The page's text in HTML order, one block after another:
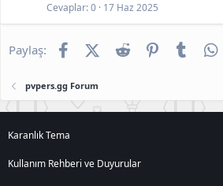
Cevaplar 0 17 Haz 2025
Paylaş: FacebookX (Twitter)
Reddit PinterestTumblr
pvpers.gg Forum
Karanlık Tema
Kullanım Rehberi ve Duyurular